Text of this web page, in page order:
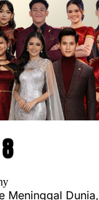
Meninggal Dunia,